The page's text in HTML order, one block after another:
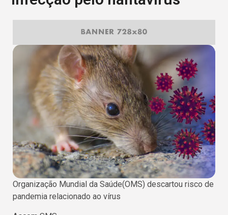
Organização Mundial da Saúde(OMS) descartou risco de
pandemia relacionado ao vírus